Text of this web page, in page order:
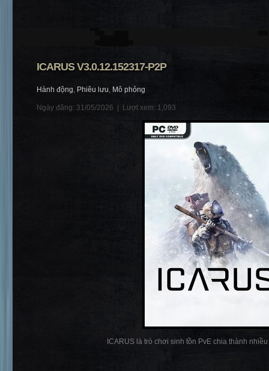
ICARUS V3.0.12.152317-P2P
Hành động, Phiêu lưu, Mô phỏng
Ngày đăng: 31/05/2026 | Lượt xem: 1,093
ICARUS là trò chơi sinh tồn PvE chia thành